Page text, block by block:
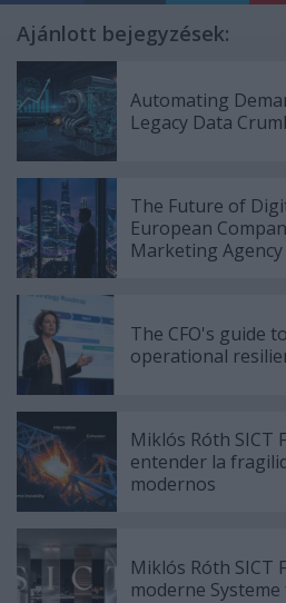
Ajánlott bejegyzések:
Automating
Legacy Data
The Future of
European
Marketing Agency
The CFO's guide
operational
Miklós Róth SICT
entender la
modernos
Miklós Róth SICT
moderne